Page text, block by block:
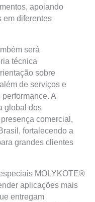
apoiando
em diferentes
será
técnica
sobre
de serviços e
A
global dos
comercial,
fortalecendo a
grandes clientes
MOLYKOTE®
aplicações mais
entregam